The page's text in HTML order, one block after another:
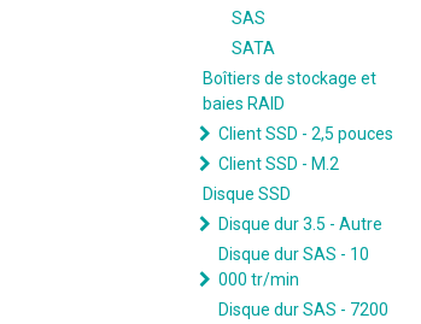
SAS
SATA
Boîtiers de stockage et
baies RAID
Client SSD - 2,5 pouces
Client SSD - M.2
Disque SSD
Disque dur 3.5 - Autre
Disque dur SAS - 10
000 tr/min
Disque dur SAS - 7200